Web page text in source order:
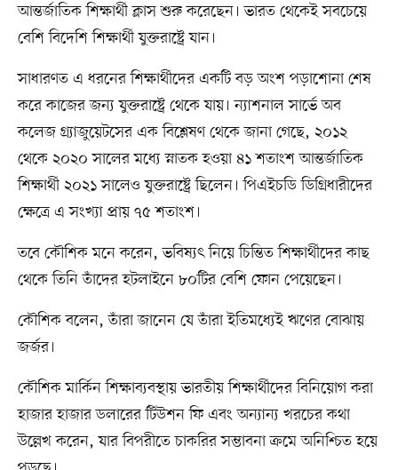
আন্তর্জাতিক শিক্ষার্থী ক্লাস শুরু করেছেন। ভারত থেকেই সবচেয়ে
বেশি বিদেশি শিক্ষার্থী যুক্তরাষ্ট্রে যান।
সাধারণত এ ধরনের শিক্ষার্থীদের একটি বড় অংশ পড়াশোনা শেষ
করে কাজের জন্য যুক্তরাষ্ট্রে থেকে যায়। ন্যাশনাল সার্ভে অব
কলেজ গ্র্যাজুয়েটসের এক বিশ্লেষণ থেকে জানা গেছে, ২০১২
থেকে ২০২০ সালের মধ্যে স্নাতক হওয়া ৪১ শতাংশ আন্তর্জাতিক
শিক্ষার্থী ২০২১ সালেও যুক্তরাষ্ট্রে ছিলেন। পিএইচডি ডিগ্রিধারীদের
ক্ষেত্রে এ সংখ্যা প্রায় ৭৫ শতাংশ।
তবে কৌশিক মনে করেন, ভবিষ্যৎ নিয়ে চিন্তিত শিক্ষার্থীদের কাছ
থেকে তিনি তাঁদের হটলাইনে ৮০টির বেশি ফোন পেয়েছেন।
কৌশিক বলেন, তাঁরা জানেন যে তাঁরা ইতিমধ্যেই ঋণের বোঝায়
জর্জর।
কৌশিক মার্কিন শিক্ষাব্যবস্থায় ভারতীয় শিক্ষার্থীদের বিনিয়োগ করা
হাজার হাজার ডলারের টিউশন ফি এবং অন্যান্য খরচের কথা
উল্লেখ করেন, যার বিপরীতে চাকরির সম্ভাবনা ক্রমে অনিশ্চিত হয়ে